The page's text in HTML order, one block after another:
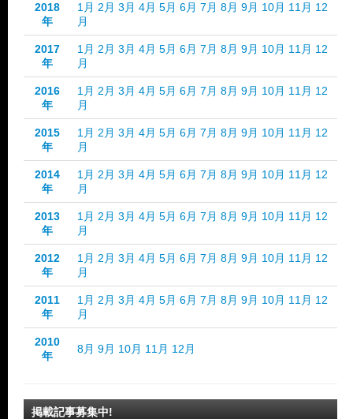
2018
年
1月 2月 3月 4月 5月 6月 7月 8月 9月 10月 11月 12
月
2017
年
1月 2月 3月 4月 5月 6月 7月 8月 9月 10月 11月 12
月
2016
年
1月 2月 3月 4月 5月 6月 7月 8月 9月 10月 11月 12
月
2015
年
1月 2月 3月 4月 5月 6月 7月 8月 9月 10月 11月 12
月
2014
年
1月 2月 3月 4月 5月 6月 7月 8月 9月 10月 11月 12
月
2013
年
1月 2月 3月 4月 5月 6月 7月 8月 9月 10月 11月 12
月
2012
年
1月 2月 3月 4月 5月 6月 7月 8月 9月 10月 11月 12
月
2011
年
1月 2月 3月 4月 5月 6月 7月 8月 9月 10月 11月 12
月
2010
年
8月 9月 10月 11月 12月
掲載記事募集中!